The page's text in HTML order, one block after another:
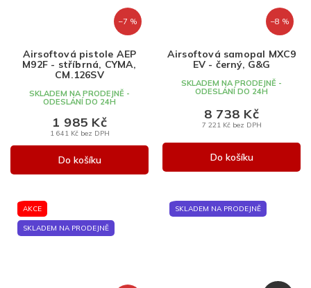
–7 %
Airsoftová pistole AEP
M92F - stříbrná, CYMA,
CM.126SV
SKLADEM NA PRODEJNĚ -
ODESLÁNÍ DO 24H
1 641 Kč bez DPH
1 985 Kč
Do košíku
–8 %
Airsoftová samopal MXC9
EV - černý, G&G
SKLADEM NA PRODEJNĚ -
ODESLÁNÍ DO 24H
7 221 Kč bez DPH
8 738 Kč
Do košíku
AKCE
SKLADEM NA PRODEJNĚ
SKLADEM NA PRODEJNĚ